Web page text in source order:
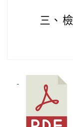
三、